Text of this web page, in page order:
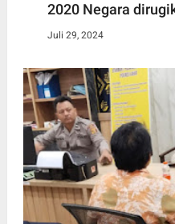
2020 Negara
Juli 29, 2024